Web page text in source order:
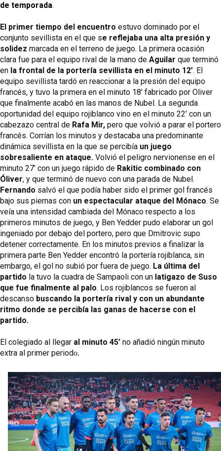
de temporada.
El primer tiempo del encuentro estuvo dominado por el
conjunto sevillista en el que se reflejaba una alta presión y
solidez marcada en el terreno de juego. La primera ocasión
clara fue para el equipo rival de la mano de Aguilar que terminó
en la frontal de la portería sevillista en el minuto 12’. El
equipo sevillista tardó en reaccionar a la presión del equipo
francés, y tuvo la primera en el minuto 18’ fabricado por Oliver
que finalmente acabó en las manos de Nubel. La segunda
oportunidad del equipo rojiblanco vino en el minuto 22’ con un
cabezazo central de Rafa Mir, pero que volvió a parar el portero
francés. Corrían los minutos y destacaba una predominante
dinámica sevillista en la que se percibía un juego
sobresaliente en ataque. Volvió el peligro nervionense en el
minuto 27’ con un juego rápido de Rakitic combinado con
Óliver, y que terminó de nuevo con una parada de Nubel.
Fernando salvó el que podía haber sido el primer gol francés
bajo sus piernas con un espectacular ataque del Mónaco. Se
veía una intensidad cambiada del Mónaco respecto a los
primeros minutos de juego, y Ben Yedder pudo elaborar un gol
ingeniado por debajo del portero, pero que Dmitrovic supo
detener correctamente. En los minutos previos a finalizar la
primera parte Ben Yedder encontró la portería rojiblanca, sin
embargo, el gol no subió por fuera de juego. La última del
partido la tuvo la cuadra de Sampaoli con un latigazo de Suso
que fue finalmente al palo. Los rojiblancos se fueron al
descanso buscando la portería rival y con un abundante
ritmo donde se percibía las ganas de hacerse con el
partido.
El colegiado al llegar al minuto 45’ no añadió ningún minuto
extra al primer periodo.